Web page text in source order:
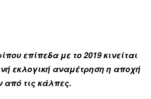
επίπεδα με το 2019 κινείται
εκλογική αναμέτρηση η αποχή
από τις κάλπες.